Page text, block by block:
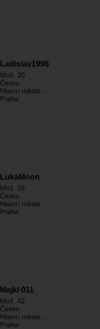
Ladislav1996
Mož , 30
Česko
Hlavní město…
Praha
LukaMoon
Mož , 26
Česko
Hlavní město…
Praha
Majkl 011
Mož , 42
Česko
Hlavní město…
Praha